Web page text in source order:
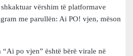
vërshim të platformave
me parullën: Ai PO! vjen, mëson
po vjen” është bërë virale në